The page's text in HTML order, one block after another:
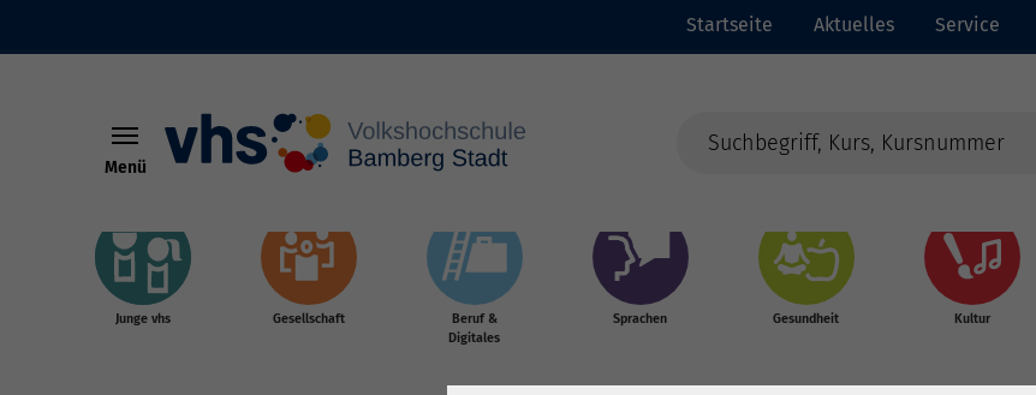
Startseite Aktuelles Service
Menü
Junge vhs Gesellschaft
Beruf &
Digitales
Sprachen Gesundheit Kultur